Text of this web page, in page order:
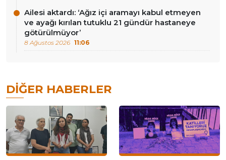
Ailesi aktardı: ‘Ağız içi aramayı kabul etmeyen
ve ayağı kırılan tutuklu 21 gündür hastaneye
götürülmüyor’
8 Ağustos 2026 11:06
DIĞER HABERLER